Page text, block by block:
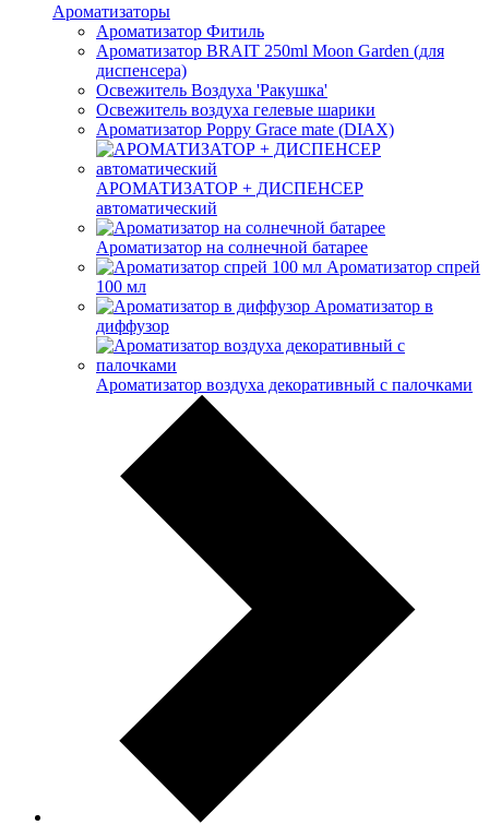
Ароматизаторы
Ароматизатор Фитиль
Ароматизатор BRAIT 250ml Moon Garden (для
диспенсера)
Освежитель Воздуха 'Ракушка'
Освежитель воздуха гелевые шарики
Ароматизатор Poppy Grace mate (DIAX)
АРОМАТИЗАТОР + ДИСПЕНСЕР
автоматический
Ароматизатор на солнечной батарее
Ароматизатор спрей
100 мл
Ароматизатор в
диффузор
Ароматизатор воздуха декоративный с палочками